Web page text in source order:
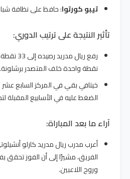
تيبو كورتوا: حافظ على نظافة
تأثير النتيجة على ترتيب الدوري:
رفع ريال
نقطة واحدة خلف المتصدر برشلونة.
الضغط عليه في الأسابيع المقبلة
آراء ما بعد المباراة:
أعرب مدرب ريال مدريد كارلو
الفريق، مشيرًا إلى أن الفوز تحقق
وروح اللاعبين.